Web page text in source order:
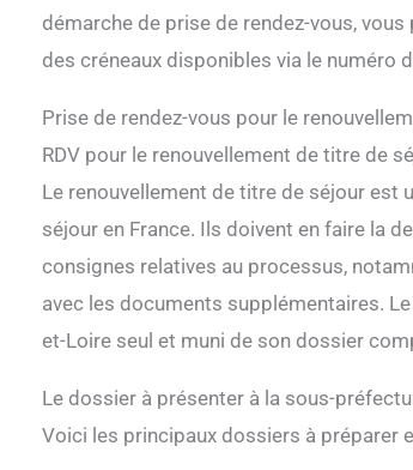
démarche de prise de rendez-vous,
des créneaux disponibles via le numéro
Prise de rendez-vous pour le
RDV pour le renouvellement de titre de
Le renouvellement de titre de séjour
séjour en France. Ils doivent en faire la
consignes relatives au processus,
avec les documents supplémentaires.
et-Loire seul et muni de son dossier
Le dossier à présenter à la sous-
Voici les principaux dossiers à préparer